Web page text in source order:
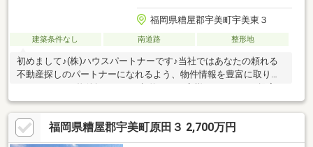
福岡県糟屋郡宇美町宇美東３
建築条件なし 南道路 整形地
初めまして♪(株)ハウスパートナーです♪当社ではあなたの頼れる
不動産探しのパートナーになれるよう、物件情報を豊富に取り扱
致します！☆物件のメリットだけでなく、デメリットなどの透明
性のある情報提供♪☆お客様に迅速で丁寧な対応を心掛けていま
す♪☆ご購入後もお客様が安心して取引できるようなアフターフ
ォロー♪＼当日のご見学も大歓迎／事前にご予約を頂けますと定休
福岡県糟屋郡宇美町原田３ 2,700万円